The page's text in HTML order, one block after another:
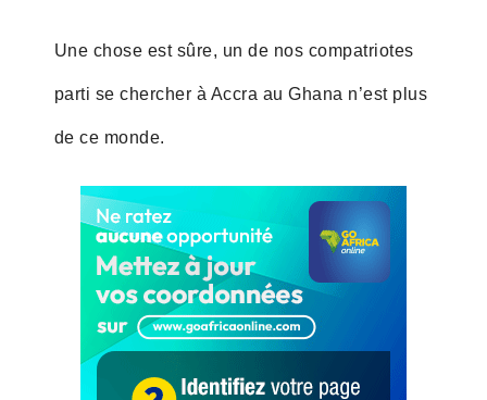
Une chose est sûre, un de nos compatriotes
parti se chercher à Accra au Ghana n’est plus
de ce monde.